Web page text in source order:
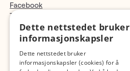
Facebook
TikTok
Fotopodden
Dette nettstedet bruker
informasjonskapsler
Dette nettstedet bruker
informasjonskapsler (cookies) for å